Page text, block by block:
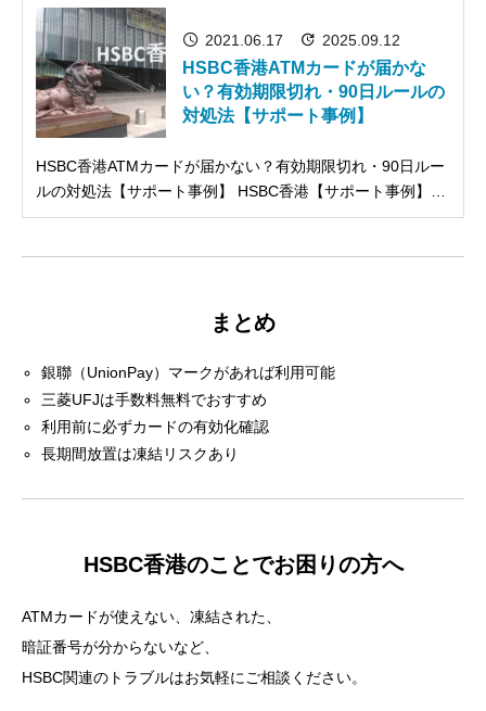
2021.06.17 2025.09.12
HSBC香港ATMカードが届かな
い？有効期限切れ・90日ルールの
対処法【サポート事例】
HSBC香港ATMカードが届かない？有効期限切れ・90日ルー
ルの対処法【サポート事例】 HSBC香港【サポート事例】有
効期限が切れたのにATMカードが届かない 今回いただいた
まとめ
銀聯（UnionPay）マークがあれば利用可能
三菱UFJは手数料無料でおすすめ
利用前に必ずカードの有効化確認
長期間放置は凍結リスクあり
HSBC香港のことでお困りの方へ
ATMカードが使えない、凍結された、
暗証番号が分からないなど、
HSBC関連のトラブルはお気軽にご相談ください。